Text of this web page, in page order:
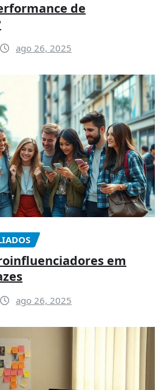
de
ago 26, 2025
em
ago 26, 2025